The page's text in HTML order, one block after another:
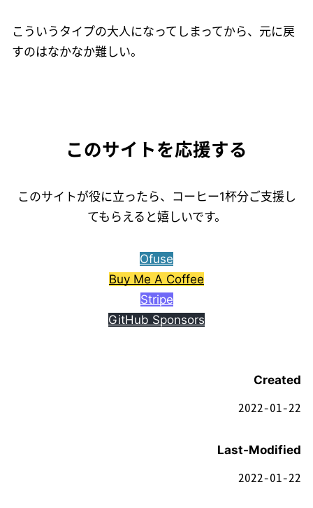
こういうタイプの大人になってしまってから、元に戻
すのはなかなか難しい。
このサイトを応援する
このサイトが役に立ったら、コーヒー1杯分ご支援し
てもらえると嬉しいです。
Ofuse
Buy Me A Coffee
Stripe
GitHub Sponsors
Created
2022-01-22
Last-Modified
2022-01-22